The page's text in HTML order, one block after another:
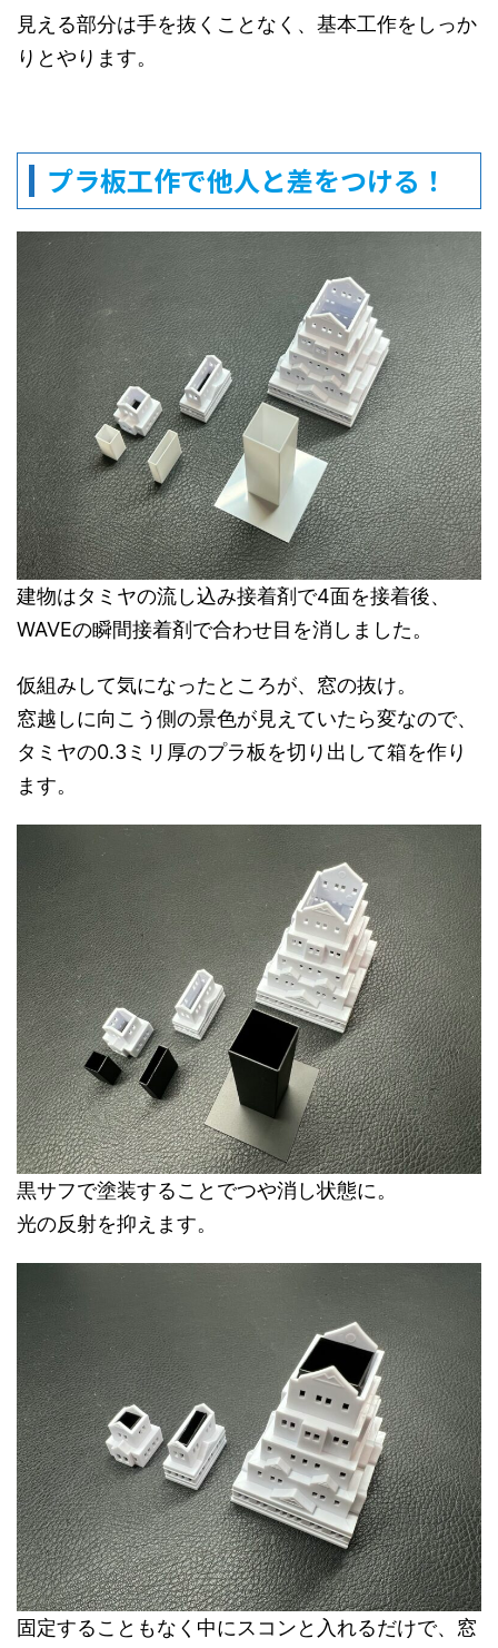
見える部分は手を抜くことなく、基本工作をしっか
りとやります。
プラ板工作で他人と差をつける！
建物はタミヤの流し込み接着剤で4面を接着後、
WAVEの瞬間接着剤で合わせ目を消しました。
仮組みして気になったところが、窓の抜け。
窓越しに向こう側の景色が見えていたら変なので、
タミヤの0.3ミリ厚のプラ板を切り出して箱を作り
ます。
黒サフで塗装することでつや消し状態に。
光の反射を抑えます。
固定することもなく中にスコンと入れるだけで、窓